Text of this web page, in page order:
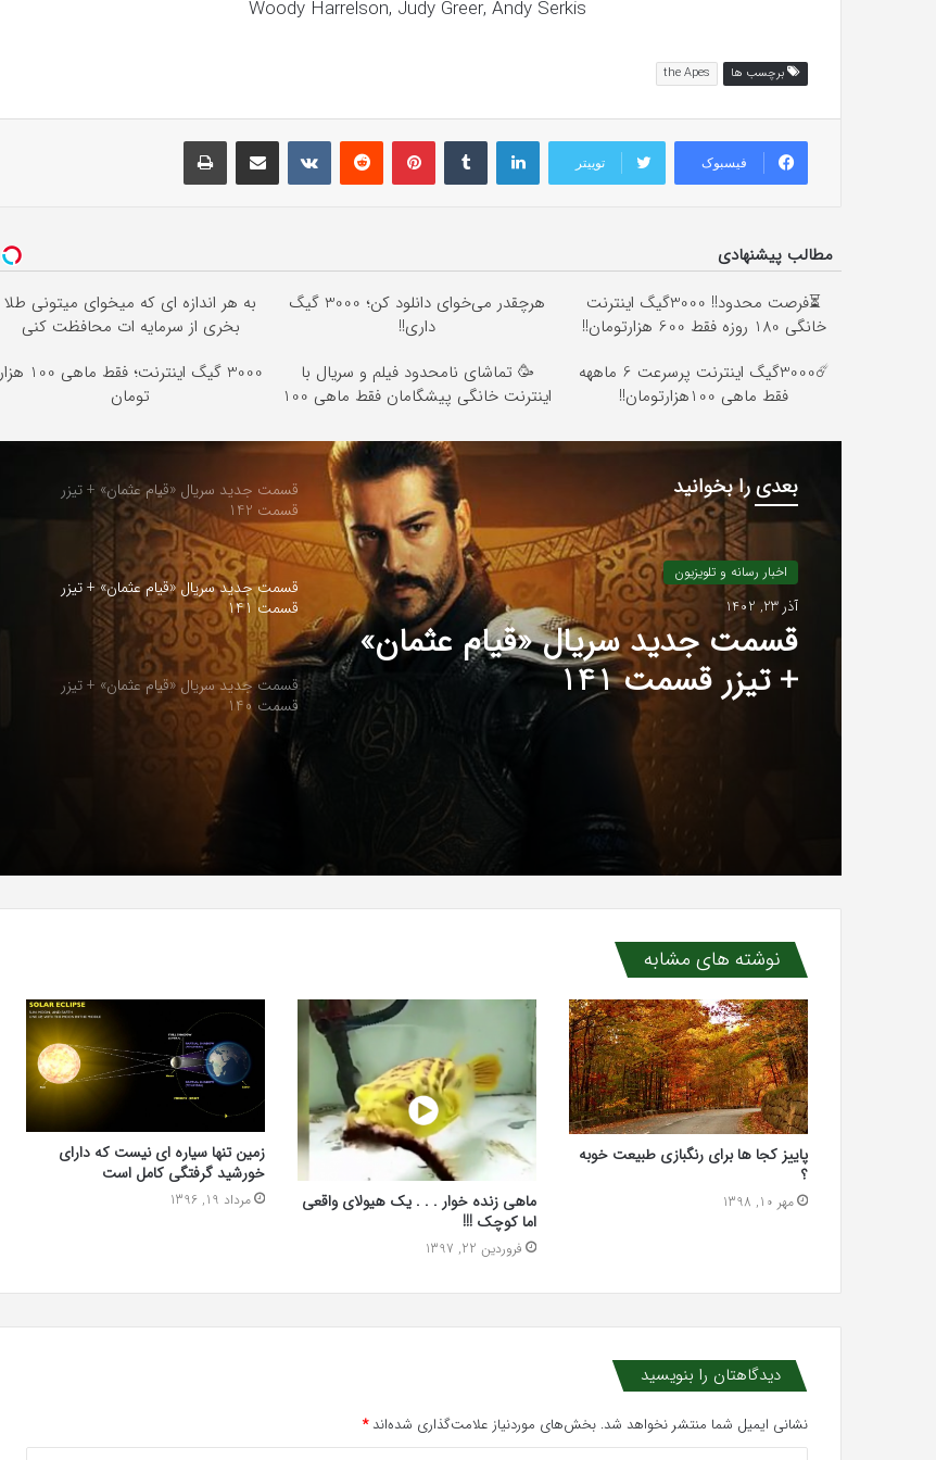
Woody Harrelson, Judy Greer, Andy Serkis
برچسب ها the Apes
فیسبوک توییتر
لینکداینتامبلر پینتریستReddit
VKontakteاشتراک گذاری با ایمیل چاپ
مطالب پیشنهادی
⏳فرصت محدود!! 3000گیگ اینترنت
خانگی 180 روزه فقط 600 هزارتومان!!
هرچقدر می‌خوای دانلود کن؛ 3000 گیگ
داری!!
به هر اندازه ای که میخوای میتونی طلا
بخری از سرمایه ات محافظت کنی
☄️3000گیگ اینترنت پرسرعت 6 ماههه
فقط ماهی 100هزارتومان!!
🥳 تماشای نامحدود فیلم و سریال با
اینترنت خانگی پیشگامان فقط ماهی 100
3000 گیگ اینترنت؛ فقط ماهی 100 هزار
تومان
بعدی را بخوانید
اخبار رسانه و تلویزیون
آذر 23, 1402
قسمت جدید سریال «قیام عثمان»
+ تیزر قسمت 141
قسمت جدید سریال «قیام عثمان» + تیزر
قسمت 142
قسمت جدید سریال «قیام عثمان» + تیزر
قسمت 141
قسمت جدید سریال «قیام عثمان» + تیزر
قسمت 140
نوشته های مشابه
پاییز کجا ها برای رنگبازی طبیعت خوبه
؟
مهر 10, 1398
ماهی زنده خوار . . . یک هیولای واقعی
اما کوچک !!!
فروردین 22, 1397
زمین تنها سیاره ای نیست که دارای
خورشید گرفتگی کامل است
مرداد 19, 1396
دیدگاهتان را بنویسید
نشانی ایمیل شما منتشر نخواهد شد. بخش‌های موردنیاز علامت‌گذاری شده‌اند*
وحشی
!
رابطه جنسی این دختر با حیوانات وحشی !
که
خواهد بود.